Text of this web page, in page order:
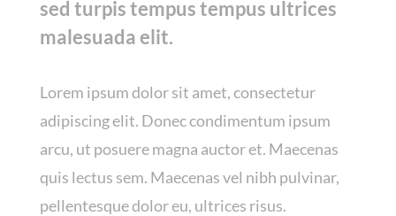
sed turpis tempus tempus ultrices
malesuada elit.
Lorem ipsum dolor sit amet, consectetur
adipiscing elit. Donec condimentum ipsum
arcu, ut posuere magna auctor et. Maecenas
quis lectus sem. Maecenas vel nibh pulvinar,
pellentesque dolor eu, ultrices risus.